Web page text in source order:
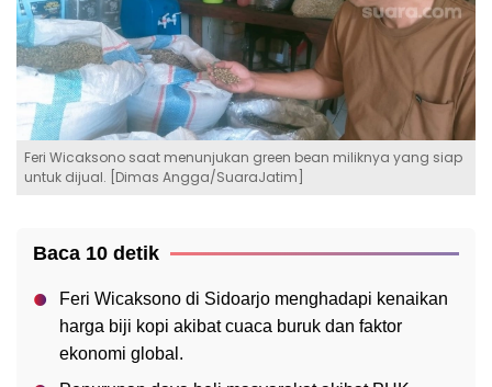
Feri Wicaksono saat menunjukan green bean miliknya yang siap
untuk dijual. [Dimas Angga/SuaraJatim]
Baca 10 detik
Feri Wicaksono di Sidoarjo menghadapi kenaikan
harga biji kopi akibat cuaca buruk dan faktor
ekonomi global.